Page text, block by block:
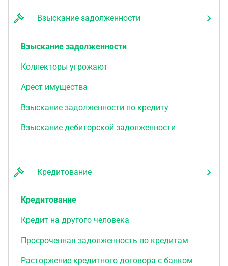
Взыскание задолженности
Взыскание задолженности
Коллекторы угрожают
Арест имущества
Взыскание задолженности по кредиту
Взыскание дебиторской задолженности
Кредитование
Кредитование
Кредит на другого человека
Просроченная задолженность по кредитам
Расторжение кредитного договора с банком